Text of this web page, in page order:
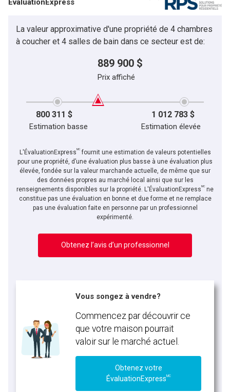
Téléphone
Message
En cliquant sur le bouton « soumettre », vous consentez à nos conditions d'utilisation et
vous nous fournissez l'autorisation écrite de communiquer avec vous.
La valeur approximative d'une propriété de 4 chambres
à coucher et 4 salles de bain dans ce secteur est de:
889 900 $
Prix affiché
800 311 $ 1 012 783 $
Estimation basse Estimation élevée
L'ÉvaluationExpressMCfournit une estimation de valeurs potentielles
pour une propriété, d’une évaluation plus basse à une évaluation plus
élevée, fondée sur la valeur marchande actuelle, de même que sur
des données propres au marché local ainsi que sur les
renseignements disponibles sur la propriété. L'ÉvaluationExpressMC ne
constitue pas une évaluation en bonne et due forme et ne remplace
pas une évaluation faite en personne par un professionnel
expérimenté.
Obtenez l’avis d’un professionnel
Vous songez à vendre?
Commencez par découvrir ce
que votre maison pourrait
valoir sur le marché actuel.
Obtenez votre
ÉvaluationExpressMC